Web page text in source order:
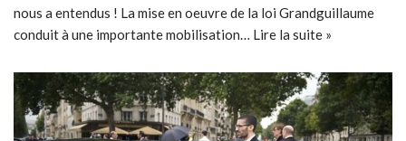
nous a entendus ! La mise en oeuvre de la loi Grandguillaume
conduit à une importante mobilisation… Lire la suite »